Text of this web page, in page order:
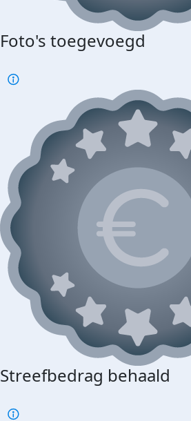
Foto's toegevoegd
Streefbedrag behaald